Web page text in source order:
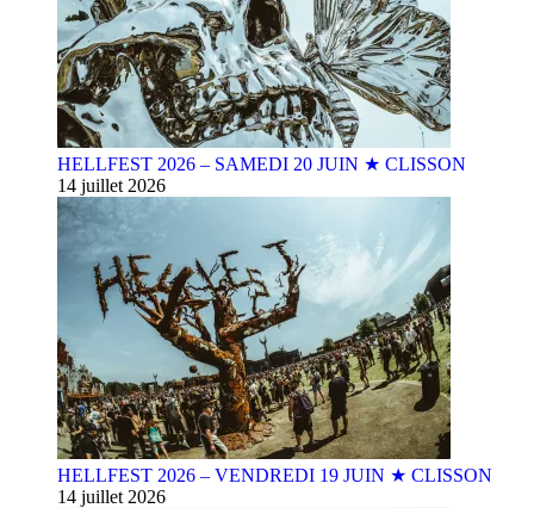
HELLFEST 2026 – SAMEDI 20 JUIN ★ CLISSON
14 juillet 2026
HELLFEST 2026 – VENDREDI 19 JUIN ★ CLISSON
14 juillet 2026